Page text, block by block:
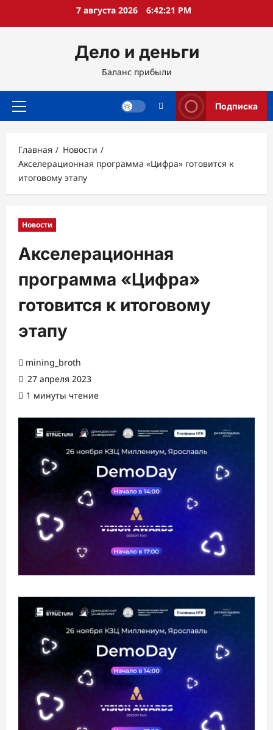
7 августа 2026 6:42:22 PM
Дело и деньги
Баланс прибыли
Основное
Подписка
Главная
Новости
Акселерационная программа «Цифра» готовится к
итоговому этапу
Новости
Акселерационная
программа «Цифра»
готовится к итоговому
этапу
mining_broth
27 апреля 2023
1 минуты чтение